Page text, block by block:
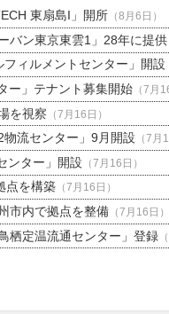
東扇島I」開所（8月6日）
バン東京東雲1」28年に提供
ィルメントセンター」開設
ー」テナント募集開始（7月
を視察 （7月16日）
流センター」9月開設 （7月
ンター」開設 （7月16日）
点を構築（7月16日）
市内で拠点を整備（7月16日）
栖定温流通センター」登録